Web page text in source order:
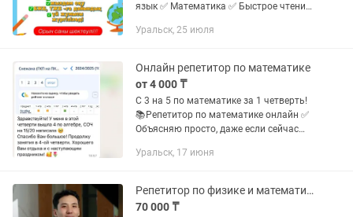
язык ✅ Математика ✅ Быстрое чтение
над домашними заданиями 🟢 Занятия
Уральск, 25 июля
Онлайн репетитор по математике
от 4 000 ₸
С 3 на 5 по математике за 1 четверть!
📚Репетитор по математике онлайн ✅
Объясняю просто, даже если сейчас
баллов ✅ Ученики уверенно сдают
Уральск, 17 июня
Репетитор по физике и математике. ЕНТ, SAT, НИШ, БИЛ, РФМШ
70 000 ₸